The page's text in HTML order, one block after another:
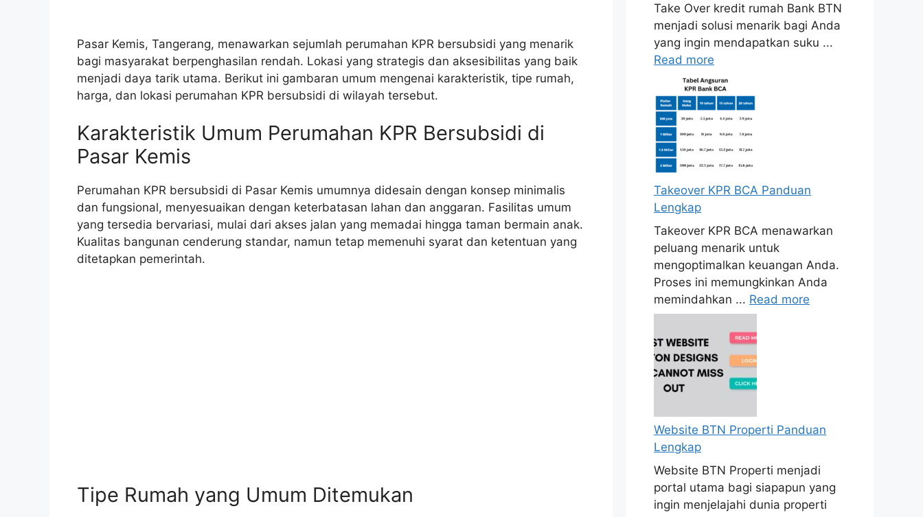
Pasar Kemis, Tangerang, menawarkan sejumlah perumahan KPR bersubsidi yang menarik
bagi masyarakat berpenghasilan rendah. Lokasi yang strategis dan aksesibilitas yang baik
menjadi daya tarik utama. Berikut ini gambaran umum mengenai karakteristik, tipe rumah,
harga, dan lokasi perumahan KPR bersubsidi di wilayah tersebut.
Karakteristik Umum Perumahan KPR Bersubsidi di
Pasar Kemis
Perumahan KPR bersubsidi di Pasar Kemis umumnya didesain dengan konsep minimalis
dan fungsional, menyesuaikan dengan keterbatasan lahan dan anggaran. Fasilitas umum
yang tersedia bervariasi, mulai dari akses jalan yang memadai hingga taman bermain anak.
Kualitas bangunan cenderung standar, namun tetap memenuhi syarat dan ketentuan yang
ditetapkan pemerintah.
Tipe Rumah yang Umum Ditemukan
Take Over kredit rumah Bank BTN
menjadi solusi menarik bagi Anda
yang ingin mendapatkan suku ...
Read more
Takeover KPR BCA Panduan
Lengkap
Takeover KPR BCA menawarkan
peluang menarik untuk
mengoptimalkan keuangan Anda.
Proses ini memungkinkan Anda
memindahkan ... Read more
Website BTN Properti Panduan
Lengkap
Website BTN Properti menjadi
portal utama bagi siapapun yang
ingin menjelajahi dunia properti